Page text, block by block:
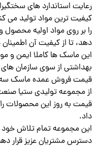
رعایت استاندارد های
کیفیت ترین مواد تولید
را بر روی مواد اولیه
دهد، تا از کیفیت آن
این ماسک ها کاملا ایمن و
بهداشتی از سوی سازمان های
قیمت فروش عمده ماسک سه
از مجموعه تولیدی ستیا
قیمت به روز این محصولات
داد.
این مجموعه تمام تلاش خود
دسترس مشتریان عزیز قرار